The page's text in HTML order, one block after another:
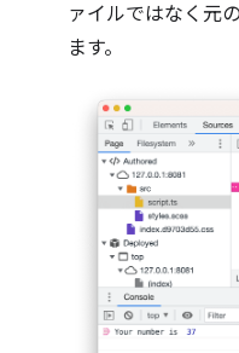
ァイルではなく元
ます。